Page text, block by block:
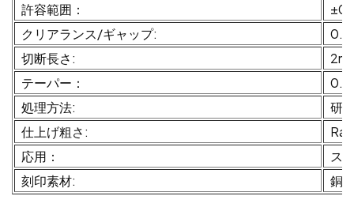
許容範囲：
クリアランス/ギャップ:
切断長さ:
テーパー：
処理方法:
研
仕上げ粗さ:
応用：
ス
刻印素材:
銅/